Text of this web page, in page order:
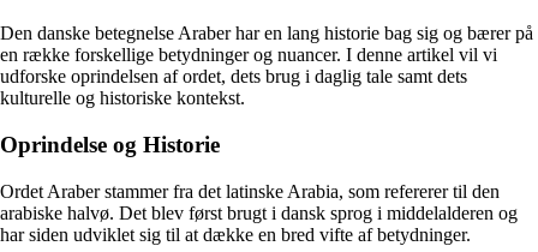
Den danske betegnelse Araber har en lang historie bag sig og bærer på
en række forskellige betydninger og nuancer. I denne artikel vil vi
udforske oprindelsen af ordet, dets brug i daglig tale samt dets
kulturelle og historiske kontekst.
Oprindelse og Historie
Ordet Araber stammer fra det latinske Arabia, som refererer til den
arabiske halvø. Det blev først brugt i dansk sprog i middelalderen og
har siden udviklet sig til at dække en bred vifte af betydninger.